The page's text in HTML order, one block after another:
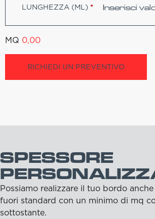
LUNGHEZZA (ML) *
MQ 0,00
RICHIEDI UN PREVENTIVO
SPESSORE
Possiamo realizzare il tuo bordo
fuori standard con un minimo di mq
sottostante.